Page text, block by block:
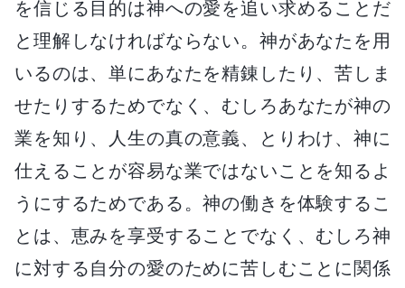
を信じる目的は神への愛を追い求めることだ
と理解しなければならない。神があなたを用
いるのは、単にあなたを精錬したり、苦しま
せたりするためでなく、むしろあなたが神の
業を知り、人生の真の意義、とりわけ、神に
仕えることが容易な業ではないことを知るよ
うにするためである。神の働きを体験するこ
とは、恵みを享受することでなく、むしろ神
に対する自分の愛のために苦しむことに関係